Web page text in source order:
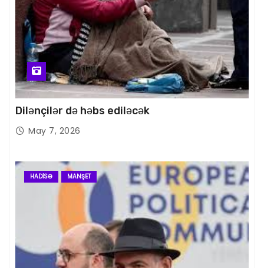
Dilənçilər də həbs ediləcək
May 7, 2026
HADISƏ MANŞET